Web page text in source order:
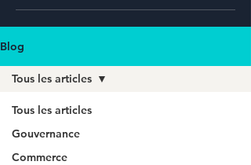
Blog
Tous les articles
Gouvernance
Commerce
Tous les articles